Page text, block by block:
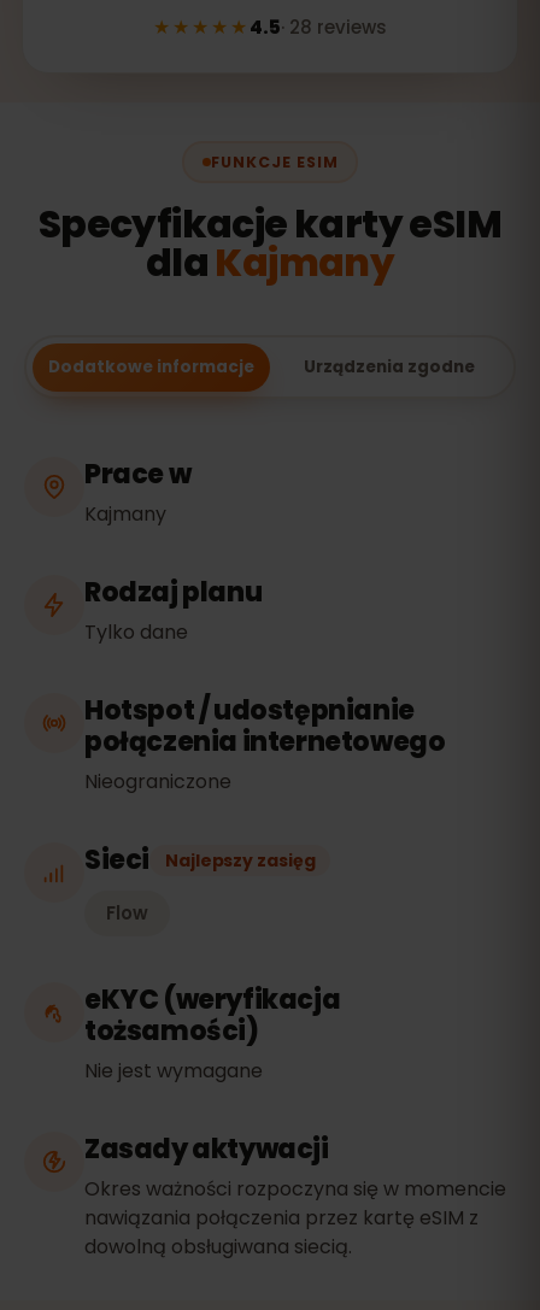
★★★★★4.5· 28 reviews
FUNKCJE ESIM
Specyfikacje karty eSIM
dlaKajmany
Dodatkowe informacje Urządzenia zgodne
Prace w
Kajmany
Rodzaj planu
Tylko dane
Hotspot / udostępnianie
połączenia internetowego
Nieograniczone
Sieci Najlepszy zasięg
Flow
eKYC (weryfikacja
tożsamości)
Nie jest wymagane
Zasady aktywacji
Okres ważności rozpoczyna się w momencie
nawiązania połączenia przez kartę eSIM z
dowolną obsługiwana siecią.